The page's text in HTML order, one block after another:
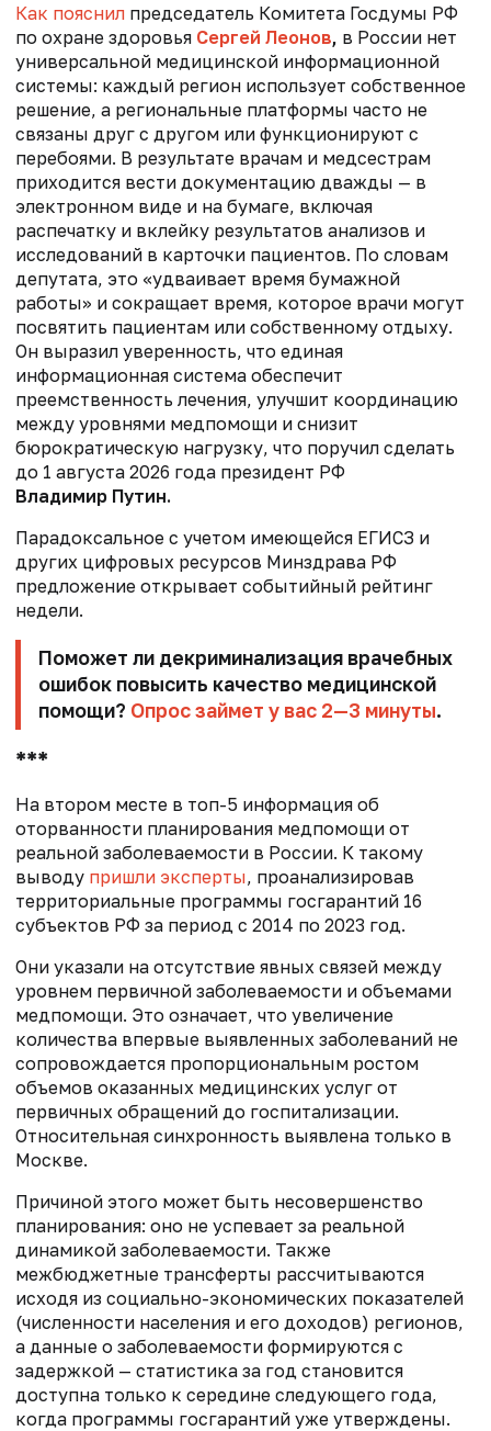
Как пояснил председатель Комитета Госдумы РФ
по охране здоровья Сергей Леонов, в России нет
универсальной медицинской информационной
системы: каждый регион использует собственное
решение, а региональные платформы часто не
связаны друг с другом или функционируют с
перебоями. В результате врачам и медсестрам
приходится вести документацию дважды — в
электронном виде и на бумаге, включая
распечатку и вклейку результатов анализов и
исследований в карточки пациентов. По словам
депутата, это «удваивает время бумажной
работы» и сокращает время, которое врачи могут
посвятить пациентам или собственному отдыху.
Он выразил уверенность, что единая
информационная система обеспечит
преемственность лечения, улучшит координацию
между уровнями медпомощи и снизит
бюрократическую нагрузку, что поручил сделать
до 1 августа 2026 года президент РФ
Владимир Путин.
Парадоксальное с учетом имеющейся ЕГИСЗ и
других цифровых ресурсов Минздрава РФ
предложение открывает событийный рейтинг
недели.
Поможет ли декриминализация врачебных
ошибок повысить качество медицинской
помощи? Опрос займет у вас 2—3 минуты.
***
На втором месте в топ-5 информация об
оторванности планирования медпомощи от
реальной заболеваемости в России. К такому
выводу пришли эксперты, проанализировав
территориальные программы госгарантий 16
субъектов РФ за период с 2014 по 2023 год.
Они указали на отсутствие явных связей между
уровнем первичной заболеваемости и объемами
медпомощи. Это означает, что увеличение
количества впервые выявленных заболеваний не
сопровождается пропорциональным ростом
объемов оказанных медицинских услуг от
первичных обращений до госпитализации.
Относительная синхронность выявлена только в
Москве.
Причиной этого может быть несовершенство
планирования: оно не успевает за реальной
динамикой заболеваемости. Также
межбюджетные трансферты рассчитываются
исходя из социально-экономических показателей
(численности населения и его доходов) регионов,
а данные о заболеваемости формируются с
задержкой — статистика за год становится
доступна только к середине следующего года,
когда программы госгарантий уже утверждены.